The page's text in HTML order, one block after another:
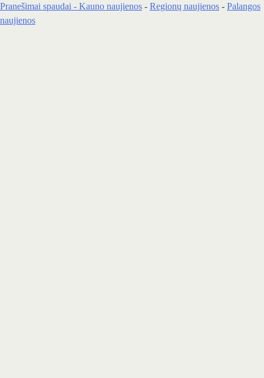
Pranešimai spaudai - Kauno naujienos - Regionų naujienos - Palangos
naujienos